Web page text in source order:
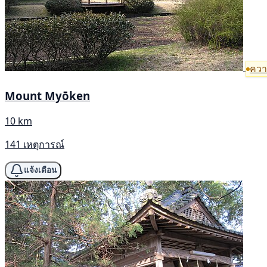
คว
Mount Myōken
10 km
141 เหตุการณ์
แจ้งเตือน